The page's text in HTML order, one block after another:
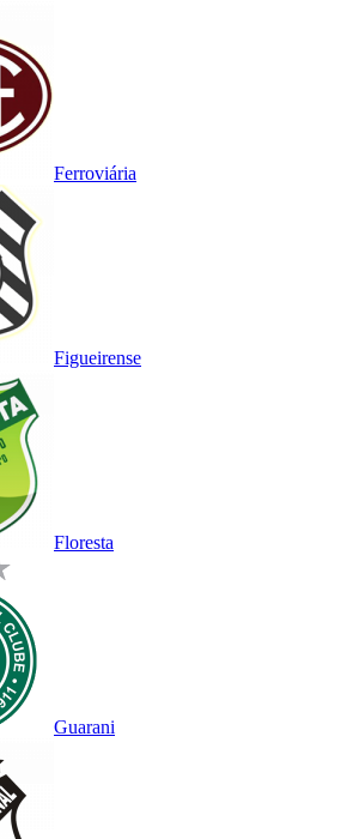
Ferroviária
Figueirense
Floresta
Guarani